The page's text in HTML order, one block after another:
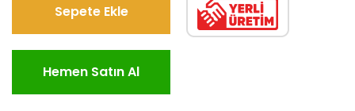
Sepete Ekle
Hemen Satın Al